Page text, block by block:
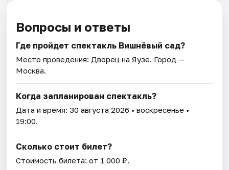
Вопросы и ответы
Где пройдет спектакль Вишнёвый сад?
Место проведения: Дворец на Яузе. Город —
Москва.
Когда запланирован спектакль?
Дата и время:30 августа 2026 • воскресенье •
19:00.
Сколько стоит билет?
Стоимость билета: от 1 000 ₽.